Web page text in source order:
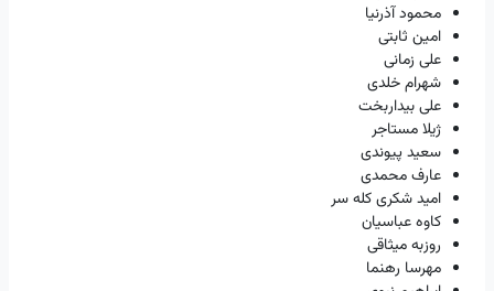
محمود آذرنیا
امین ثابتی
علی زمانی
شهرام خلدی
علی بیداربخت
ژیلا مستاجر
سعید پیوندی
عارف محمدی
امید شکری کله سر
کاوه عباسیان
روزبه میثاقی
مهرسا رهنما